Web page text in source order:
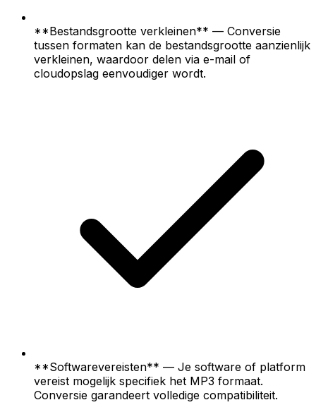
**Bestandsgrootte verkleinen** — Conversie
tussen formaten kan de bestandsgrootte aanzienlijk
verkleinen, waardoor delen via e-mail of
cloudopslag eenvoudiger wordt.
**Softwarevereisten** — Je software of platform
vereist mogelijk specifiek het MP3 formaat.
Conversie garandeert volledige compatibiliteit.